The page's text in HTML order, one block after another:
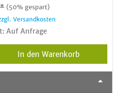
* (50% gespart)
Versandkosten
Auf Anfrage
In den Warenkorb